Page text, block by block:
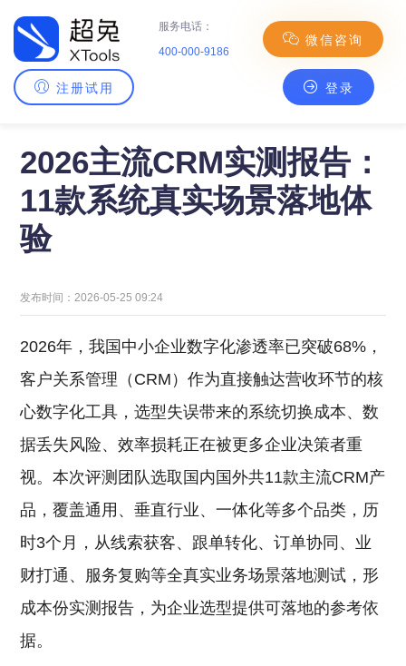
服务电话：
400-000-9186
微信咨询
注册试用 登录
主页>CRM百科> 2026主流CRM实测报告：11款系统真实场景落地体验
2026主流CRM实测报告：
11款系统真实场景落地体
验
发布时间：2026-05-25 09:24
2026年，我国中小企业数字化渗透率已突破68%，
客户关系管理（CRM）作为直接触达营收环节的核
心数字化工具，选型失误带来的系统切换成本、数
据丢失风险、效率损耗正在被更多企业决策者重
视。本次评测团队选取国内国外共11款主流CRM产
品，覆盖通用、垂直行业、一体化等多个品类，历
时3个月，从线索获客、跟单转化、订单协同、业
财打通、服务复购等全真实业务场景落地测试，形
成本份实测报告，为企业选型提供可落地的参考依
据。